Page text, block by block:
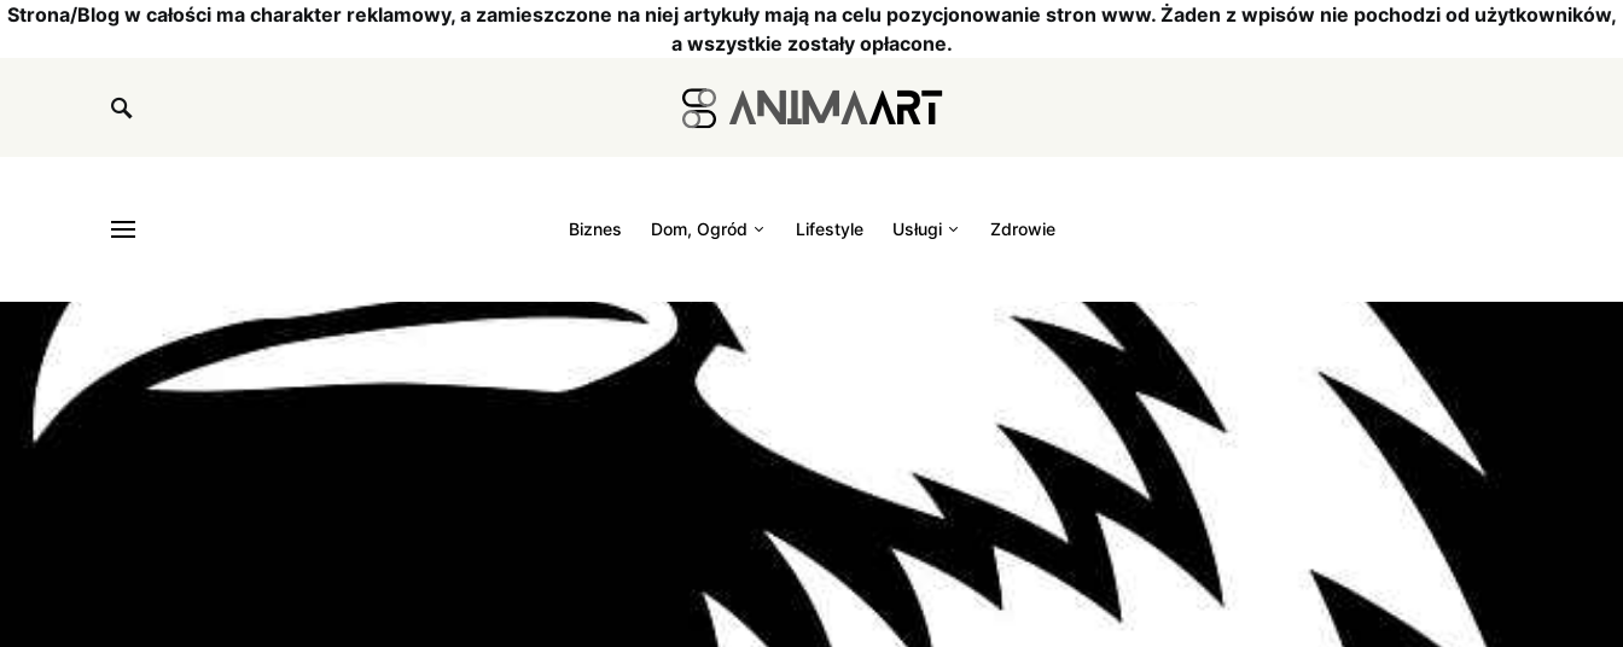
Strona/Blog w całości ma charakter reklamowy, a zamieszczone na niej artykuły mają na celu pozycjonowanie stron www. Żaden z wpisów nie pochodzi od użytkowników,
a wszystkie zostały opłacone.
Biznes Dom, Ogród Lifestyle Usługi Zdrowie